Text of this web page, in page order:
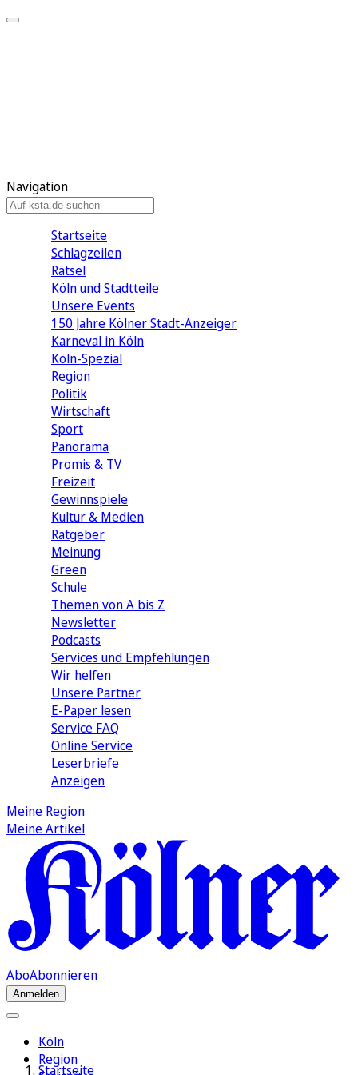
Navigation
Startseite
Schlagzeilen
Rätsel
Köln und Stadtteile
Unsere Events
150 Jahre Kölner Stadt-Anzeiger
Karneval in Köln
Köln-Spezial
Region
Politik
Wirtschaft
Sport
Panorama
Promis & TV
Freizeit
Gewinnspiele
Kultur & Medien
Ratgeber
Meinung
Green
Schule
Themen von A bis Z
Newsletter
Podcasts
Services und Empfehlungen
Wir helfen
Unsere Partner
E-Paper lesen
Service FAQ
Online Service
Leserbriefe
Anzeigen
Meine Region
Meine Artikel
AboAbonnieren
Anmelden
Köln
Region
Startseite